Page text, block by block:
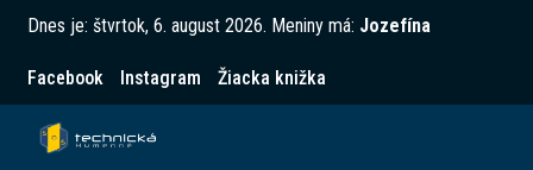
Dnes je: štvrtok, 6. august 2026. Meniny má: Jozefína
Facebook Instagram Žiacka knižka